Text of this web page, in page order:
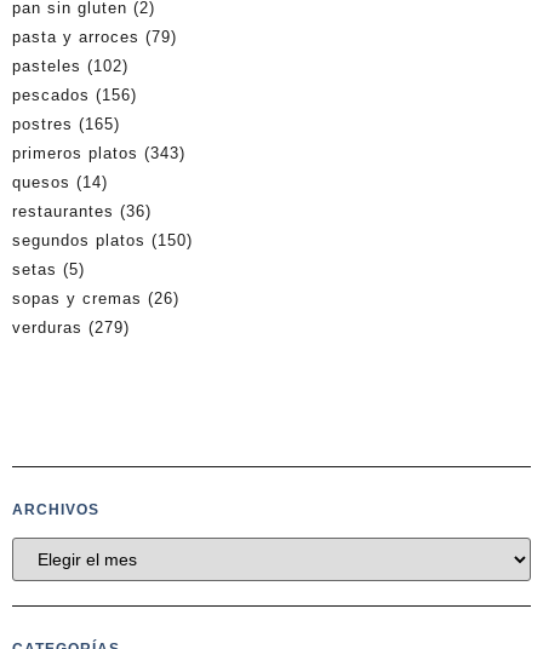
pan sin gluten (2)
pasta y arroces (79)
pasteles (102)
pescados (156)
postres (165)
primeros platos (343)
quesos (14)
restaurantes (36)
segundos platos (150)
setas (5)
sopas y cremas (26)
verduras (279)
ARCHIVOS